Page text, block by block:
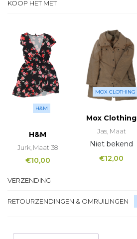
KOOP HET MET
H&M
H&M
Jurk, Maat 38
€10,00
MOX CLOTHING
Mox Clothing
Jas, Maat
Niet bekend
€12,00
VERZENDING
RETOURZENDINGEN & OMRUILINGEN